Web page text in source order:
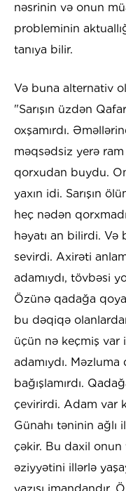
nəsrinin və onun
probleminin
tanıya bilir.
Və buna alternativ
"Sarışın üzdən
oxşamırdı.
məqsədsiz yerə
qorxudan buydu.
yaxın idi. Sarışın
heç nədən
həyatı an bilirdi. Və
sevirdi. Axirəti
adamıydı, tövbəsi
Özünə qadağa
bu dəqiqə
üçün nə keçmiş var
adamıydı.
bağışlamırdı.
çevirirdi. Adam var
Günahı təninin ağlı
çəkir. Bu daxil onun
əziyyətini illərlə